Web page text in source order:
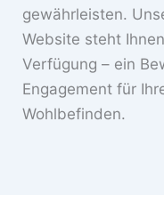
gewährleisten.
Website steht
Verfügung – ein
Engagement für
Wohlbefinden.